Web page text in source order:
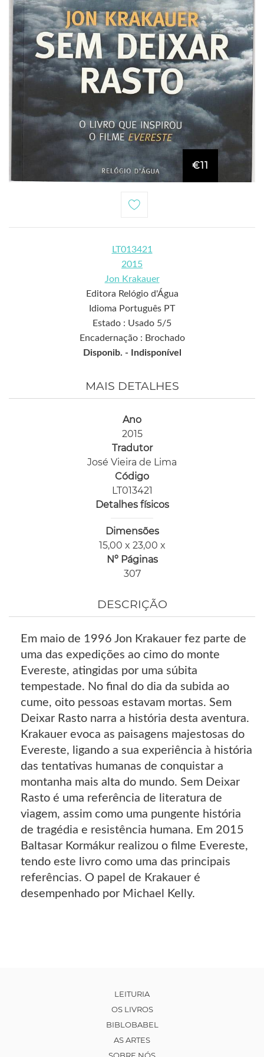
€11
LT013421
2015
Jon Krakauer
Editora Relógio d'Água
Idioma Português PT
Estado : Usado 5/5
Encadernação : Brochado
Disponib. -
Indisponível
MAIS DETALHES
Ano
2015
Tradutor
José Vieira de Lima
Código
LT013421
Detalhes físicos
Dimensões
15,00 x 23,00 x
Nº Páginas
307
DESCRIÇÃO
Em maio de 1996 Jon Krakauer fez parte de
uma das expedições ao cimo do monte
Evereste, atingidas por uma súbita
tempestade. No final do dia da subida ao
cume, oito pessoas estavam mortas. Sem
Deixar Rasto narra a história desta aventura.
Krakauer evoca as paisagens majestosas do
Evereste, ligando a sua experiência à história
das tentativas humanas de conquistar a
montanha mais alta do mundo. Sem Deixar
Rasto é uma referência de literatura de
viagem, assim como uma pungente história
de tragédia e resistência humana. Em 2015
Baltasar Kormákur realizou o filme Evereste,
tendo este livro como uma das principais
referências. O papel de Krakauer é
desempenhado por Michael Kelly.
LEITURIA
OS LIVROS
BIBLOBABEL
AS ARTES